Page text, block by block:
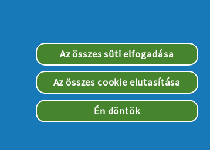
Az összes süti elfogadása
Az összes cookie elutasítása
Én döntök